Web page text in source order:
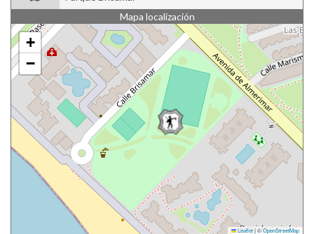
Mapa localización
+
−
Leaflet|©OpenStreetMap